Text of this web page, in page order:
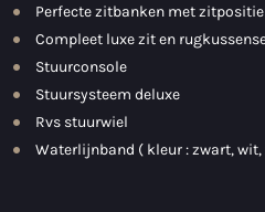
Perfecte zitbanken met zitpositie
Compleet luxe zit en
Stuurconsole
Stuursysteem deluxe
Rvs stuurwiel
Waterlijnband ( kleur : zwart,